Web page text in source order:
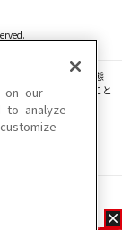
音声等を、手段や形態
ファイル化などすること
あります。
ます。
on our
to analyze